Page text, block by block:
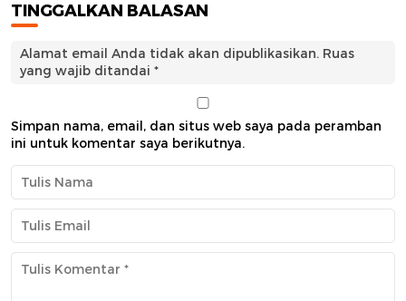
TINGGALKAN BALASAN
Alamat email Anda tidak akan dipublikasikan. Ruas
yang wajib ditandai *
Simpan nama, email, dan situs web saya pada peramban
ini untuk komentar saya berikutnya.